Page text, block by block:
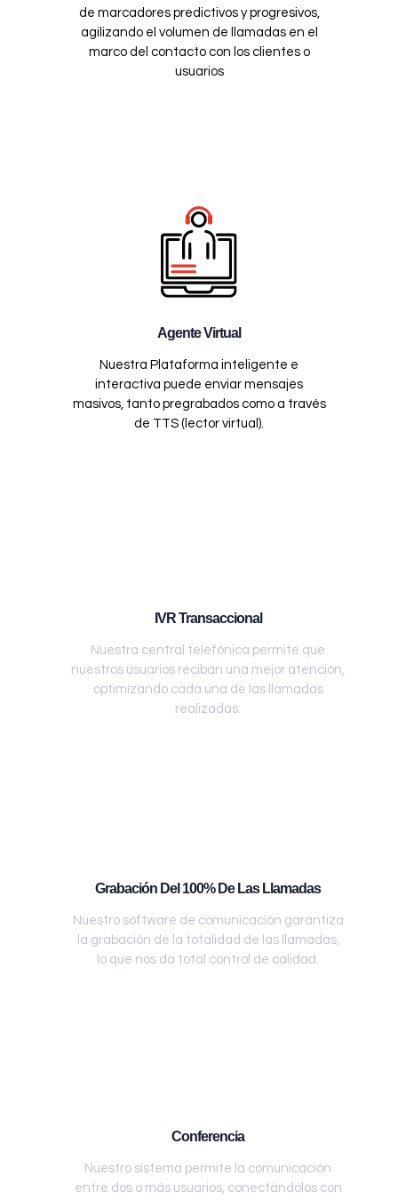
de marcadores predictivos y progresivos,
agilizando el volumen de llamadas en el
marco del contacto con los clientes o
usuarios
Agente Virtual
Nuestra Plataforma inteligente e
interactiva puede enviar mensajes
masivos, tanto pregrabados como a través
de TTS (lector virtual).
IVR Transaccional
Nuestra central telefónica permite que
nuestros usuarios reciban una mejor atención,
optimizando cada una de las llamadas
realizadas.
Grabación Del 100% De Las Llamadas
Nuestro software de comunicación garantiza
la grabación de la totalidad de las llamadas,
lo que nos da total control de calidad.
Conferencia
Nuestro sistema permite la comunicación
entre dos o más usuarios, conectándolos con